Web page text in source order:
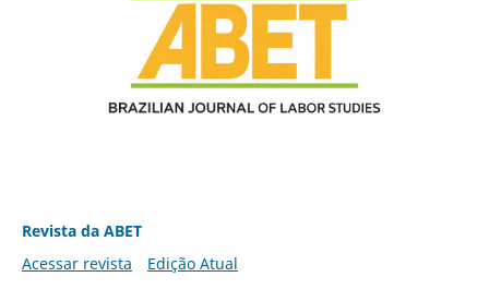
Revista da ABET
Acessar revista
Edição Atual